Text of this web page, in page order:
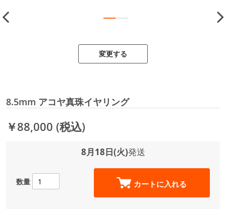
変更する
8.5mm アコヤ真珠イヤリング
￥88,000 (税込)
8月18日(火)発送
数量 カートに入れる